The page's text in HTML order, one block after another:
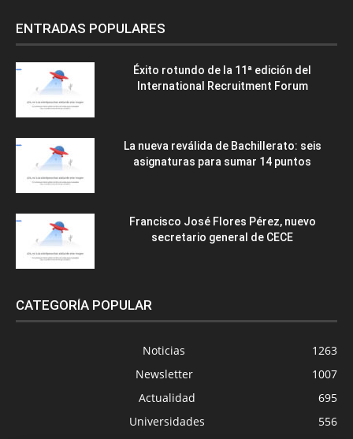
ENTRADAS POPULARES
Éxito rotundo de la 11ª edición del
International Recruitment Forum
La nueva reválida de Bachillerato: seis
asignaturas para sumar 14 puntos
Francisco José Flores Pérez, nuevo
secretario general de CECE
CATEGORÍA POPULAR
Noticias
1263
Newsletter
1007
Actualidad
695
Universidades
556